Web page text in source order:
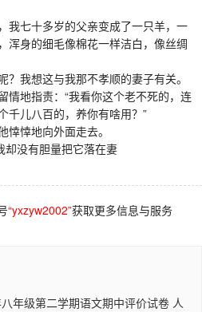
七十多岁的父亲变成了一只羊，一
浑身的细毛像棉花一样洁白，像丝绸
我想这与我那不孝顺的妻子有关。
情地指责：“我看你这个老不死的，连
千儿八百的，养你有啥用？”
悻地向外面走去。
没有胆量把它落在妻
“yxzyw2002”获取更多信息与服务
年级第二学期语文期中评价试卷 人